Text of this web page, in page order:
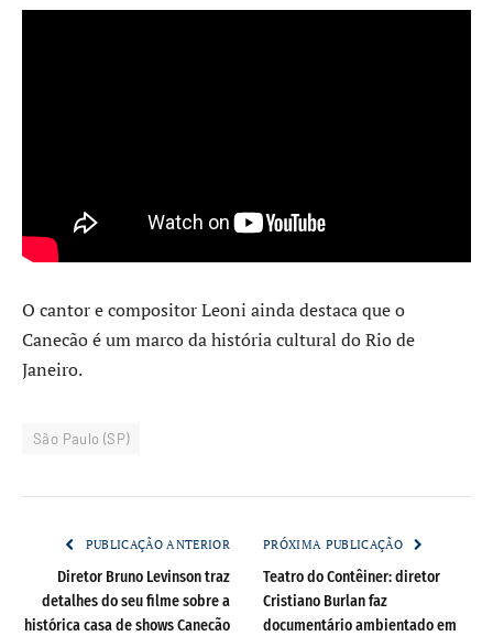
O cantor e compositor Leoni ainda destaca que o
Canecão é um marco da história cultural do Rio de
Janeiro.
São Paulo (SP)
PUBLICAÇÃO ANTERIOR
Diretor Bruno Levinson traz
detalhes do seu filme sobre a
histórica casa de shows Canecão
PRÓXIMA PUBLICAÇÃO
Teatro do Contêiner: diretor
Cristiano Burlan faz
documentário ambientado em